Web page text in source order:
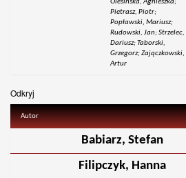
Olesińska, Agnieszka;
Pietrasz, Piotr;
Popławski, Mariusz;
Rudowski, Jan; Strzelec,
Dariusz; Taborski,
Grzegorz; Zajączkowski,
Artur
Odkryj
Autor
Babiarz, Stefan
Filipczyk, Hanna